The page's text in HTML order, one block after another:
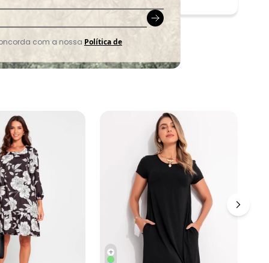
+
com a nossa Política de